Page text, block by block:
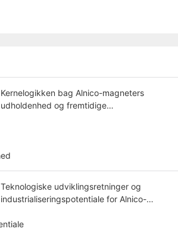
Kernelogikken bag Alnico-magneters
udholdenhed og fremtidige
Teknologiske udviklingsretninger og
industrialiseringspotentiale for Alnico-